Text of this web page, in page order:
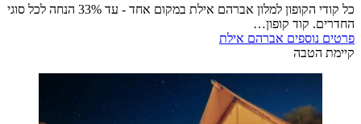
כל קודי הקופון למלון אברהם אילת במקום אחד - עד 33% הנחה לכל סוגי
החדרים. קוד קופון…
פרטים נוספים אברהם אילת
קיימת הטבה